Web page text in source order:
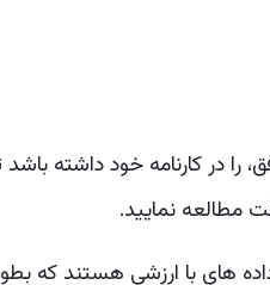
مطالعه نمایید.
داده های با ارزشی هستند که